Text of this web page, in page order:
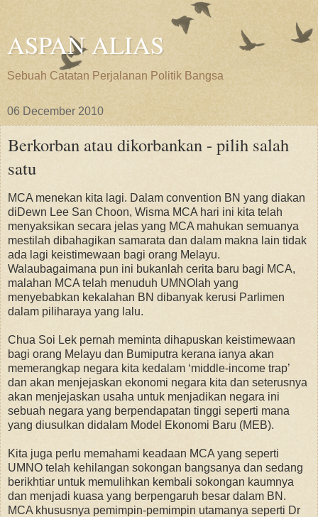
ASPAN ALIAS
Sebuah Catatan Perjalanan Politik Bangsa
06 December 2010
Berkorban atau dikorbankan - pilih salah
satu
MCA menekan kita lagi. Dalam convention BN yang diakan
diDewn Lee San Choon, Wisma MCA hari ini kita telah
menyaksikan secara jelas yang MCA mahukan semuanya
mestilah dibahagikan samarata dan dalam makna lain tidak
ada lagi keistimewaan bagi orang Melayu.
Walaubagaimana pun ini bukanlah cerita baru bagi MCA,
malahan MCA telah menuduh UMNOlah yang
menyebabkan kekalahan BN dibanyak kerusi Parlimen
dalam piliharaya yang lalu.
Chua Soi Lek pernah meminta dihapuskan keistimewaan
bagi orang Melayu dan Bumiputra kerana ianya akan
memerangkap negara kita kedalam ‘middle-income trap’
dan akan menjejaskan ekonomi negara kita dan seterusnya
akan menjejaskan usaha untuk menjadikan negara ini
sebuah negara yang berpendapatan tinggi seperti mana
yang diusulkan didalam Model Ekonomi Baru (MEB).
Kita juga perlu memahami keadaan MCA yang seperti
UMNO telah kehilangan sokongan bangsanya dan sedang
berikhtiar untuk memulihkan kembali sokongan kaumnya
dan menjadi kuasa yang berpengaruh besar dalam BN.
MCA khususnya pemimpin-pemimpin utamanya seperti Dr